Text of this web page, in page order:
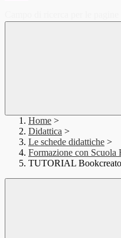
Home >
Didattica >
Le schede didattiche >
Formazione con Scuola
TUTORIAL